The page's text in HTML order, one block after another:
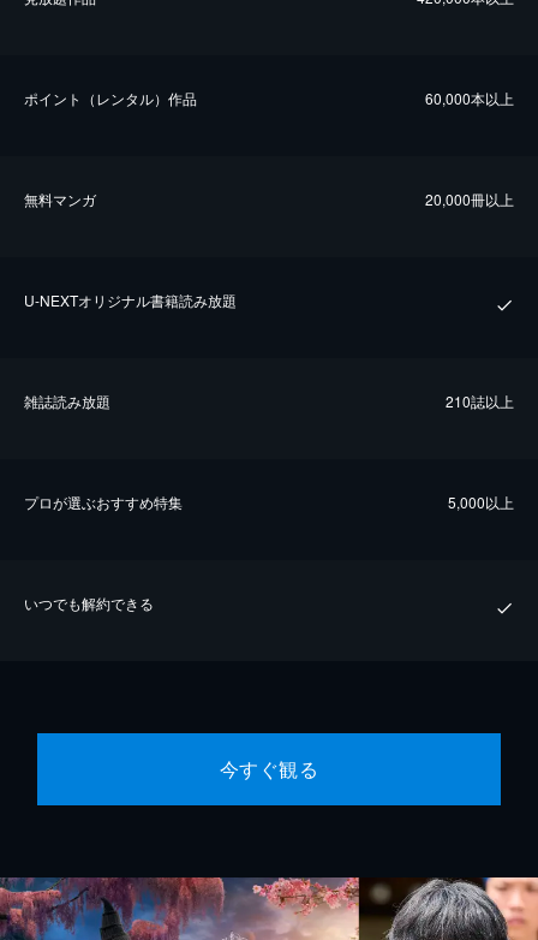
ポイント（レンタル）作品 60,000本以上
無料マンガ 20,000冊以上
U-NEXTオリジナル書籍読み放題
雑誌読み放題 210誌以上
プロが選ぶおすすめ特集 5,000以上
いつでも解約できる
今すぐ観る